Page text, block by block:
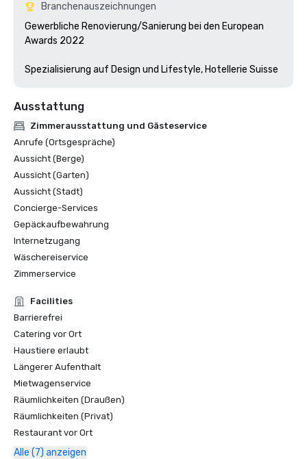
Branchenauszeichnungen
Gewerbliche Renovierung/Sanierung bei den European
Awards 2022
Spezialisierung auf Design und Lifestyle, Hotellerie Suisse
Ausstattung
Zimmerausstattung und Gästeservice
Anrufe (Ortsgespräche)
Aussicht (Berge)
Aussicht (Garten)
Aussicht (Stadt)
Concierge-Services
Gepäckaufbewahrung
Internetzugang
Wäschereiservice
Zimmerservice
Facilities
Barrierefrei
Catering vor Ort
Haustiere erlaubt
Längerer Aufenthalt
Mietwagenservice
Räumlichkeiten (Draußen)
Räumlichkeiten (Privat)
Restaurant vor Ort
Alle (7) anzeigen